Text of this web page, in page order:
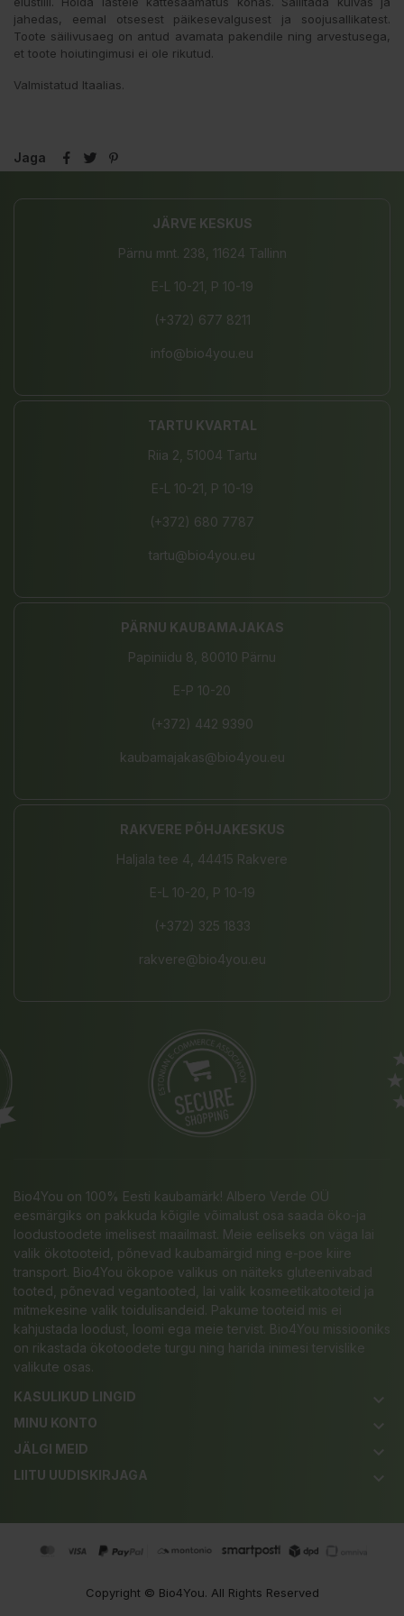
jahedas, eemal otsesest päikesevalgusest ja soojusallikatest.
Toote säilivusaeg on antud avamata pakendile ning arvestusega,
et toote hoiutingimusi ei ole rikutud.
Valmistatud Itaalias.
Jaga
JÄRVE KESKUS
Pärnu mnt. 238, 11624 Tallinn
E-L 10-21, P 10-19
(+372) 677 8211
info@bio4you.eu
TARTU KVARTAL
Riia 2, 51004 Tartu
E-L 10-21, P 10-19
(+372) 680 7787
tartu@bio4you.eu
PÄRNU KAUBAMAJAKAS
Papiniidu 8, 80010 Pärnu
E-P 10-20
(+372) 442 9390
kaubamajakas@bio4you.eu
RAKVERE PÕHJAKESKUS
Haljala tee 4, 44415 Rakvere
E-L 10-20, P 10-19
(+372) 325 1833
rakvere@bio4you.eu
Bio4You on 100% Eesti kaubamärk! Albero Verde OÜ
eesmärgiks on pakkuda kõigile võimalust osa saada öko-ja
loodustoodete imelisest maailmast. Meie eeliseks on väga lai
valik ökotooteid, põnevad kaubamärgid ning e-poe kiire
transport. Bio4You ökopoe valikus on näiteks gluteenivabad
tooted, põnevad vegantooted, lai valik kosmeetikatooteid ja
mitmekesine valik toidulisandeid. Pakume tooteid mis ei
kahjustada loodust, loomi ega meie tervist. Bio4You missiooniks
on rikastada ökotoodete turgu ning harida inimesi tervislike
valikute osas.
KASULIKUD LINGID
keyboard_arrow_down
MINU KONTO keyboard_arrow_down
JÄLGI MEID keyboard_arrow_down
LIITU UUDISKIRJAGA keyboard_arrow_down
Copyright © Bio4You. All Rights Reserved